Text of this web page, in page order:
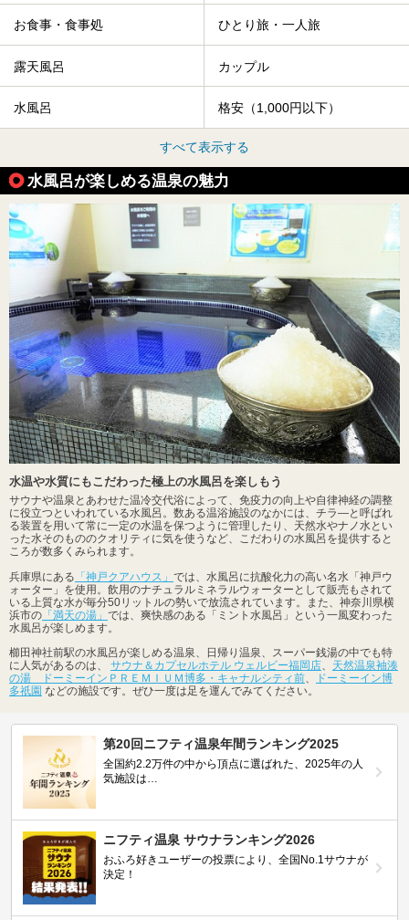
お食事・食事処 ひとり旅・一人旅
露天風呂 カップル
水風呂 格安（1,000円以下）
すべて表示する
水風呂が楽しめる温泉の魅力
水温や水質にもこだわった極上の水風呂を楽しもう
サウナや温泉とあわせた温冷交代浴によって、免疫力の向上や自律神経の調整
に役立つといわれている水風呂。数ある温浴施設のなかには、チラ―と呼ばれ
る装置を用いて常に一定の水温を保つように管理したり、天然水やナノ水とい
った水そのもののクオリティに気を使うなど、こだわりの水風呂を提供すると
ころが数多くみられます。
兵庫県にある 「神戸クアハウス」 では、水風呂に抗酸化力の高い名水「神戸ウ
ォーター」を使用。飲用のナチュラルミネラルウォーターとして販売もされて
いる上質な水が毎分50リットルの勢いで放流されています。また、神奈川県横
浜市の 「満天の湯」 では、爽快感のある「ミント水風呂」という一風変わった
水風呂が楽しめます。
櫛田神社前駅の水風呂が楽しめる温泉、日帰り温泉、スーパー銭湯の中でも特
に人気があるのは、 サウナ＆カプセルホテル ウェルビー福岡店
天然温泉袖湊
の湯 ドーミーインＰＲＥＭＩＵＭ博多・キャナルシティ前
ドーミーイン博
多祇園 などの施設です。ぜひ一度は足を運んでみてください。
第20回ニフティ温泉年間ランキング2025
全国約2.2万件の中から頂点に選ばれた、2025年の人
気施設は…
ニフティ温泉 サウナランキング2026
おふろ好きユーザーの投票により、全国No.1サウナが
決定！